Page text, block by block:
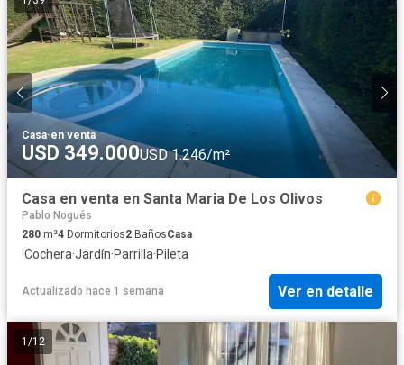
Casa·en venta
USD 349.000USD 1.246/m²
Casa en venta en Santa Maria De Los Olivos
Pablo Nogués
280 m²4 Dormitorios2 BañosCasa
·Cochera·Jardín·Parrilla·Pileta
Actualizado hace 1 semana Ver en detalle
1 /12